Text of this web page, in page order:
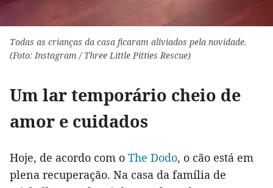
Todas as crianças da casa ficaram aliviados pela novidade.
(Foto: Instagram / Three Little Pitties Rescue)
Um lar temporário cheio de
amor e cuidados
Hoje, de acordo com o The Dodo, o cão está em
plena recuperação. Na casa da família de